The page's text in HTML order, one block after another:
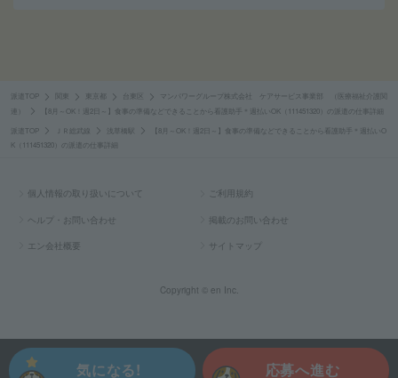
応募へ進む
気になる!
派遣TOP 東京都 台東区
マンパワーグループ株式会社 ケアサービス事業部 （医療福祉介護関
連）
【8月～OK！週2日～】食事の準備などできることから看護助手＊週払いOK（111451320）の派遣の仕事詳細
派遣TOP ＪＲ総武線 浅草橋駅
【8月～OK！週2日～】食事の準備などできることから看護助手＊週払いO
K（111451320）の派遣の仕事詳細
個人情報の取り扱いについて ご利用規約
ヘルプ・お問い合わせ 掲載のお問い合わせ
エン会社概要 サイトマップ
Copyright © en Inc.